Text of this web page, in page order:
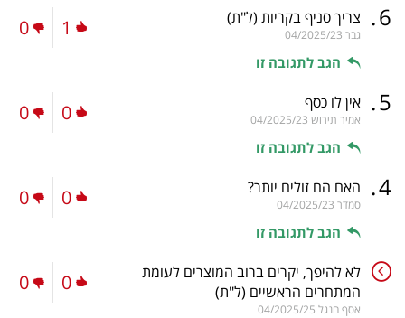
6
. צריך סניף בקריות (ל"ת)
גבר 04/2025/23
הגב לתגובה זו
1
0
5
. אין לו כסף
אמיר תירוש 04/2025/23
הגב לתגובה זו
0
0
4
. האם הם זולים יותר?
סמדר 04/2025/23
הגב לתגובה זו
0
0
לא להיפך, יקרים ברוב המוצרים לעומת
המתחרים הראשיים (ל"ת)
אסף חנגל 04/2025/25
0
0